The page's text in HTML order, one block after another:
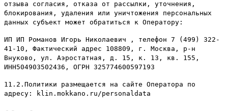
отзыва согласия, отказа от рассылки, уточнения,
блокирования, удаления или уничтожения персональных
данных субъект может обратиться к Оператору:
ИП ИП Романов Игорь Николаевич , телефон 7 (499) 322-
41-10, Фактический адрес 108809, г. Москва, р-н
Внуково, ул. Аэростатная, д. 15, к. 13, кв. 155,
ИНН504903502436, ОГРН 325774600597193
11.2.Политики размещается на сайте Оператора по
адресу: klin.mokkano.ru/personaldata